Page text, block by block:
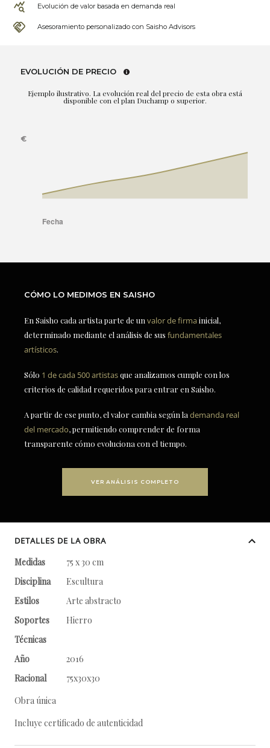
Evolución de valor basada en demanda real
Asesoramiento personalizado con Saisho Advisors
EVOLUCIÓN DE PRECIO
Ejemplo ilustrativo. La evolución real del precio de esta obra está
disponible con el plan Duchamp o superior.
CÓMO LO MEDIMOS EN SAISHO
En Saisho cada artista parte de un valor de firmainicial,
determinado mediante el análisis de sus fundamentales
artísticos.
Sólo 1 de cada 500 artistasque analizamos cumple con los
criterios de calidad requeridos para entrar en Saisho.
A partir de ese punto, el valor cambia según la demanda real
del mercado, permitiendo comprender de forma
transparente cómo evoluciona con el tiempo.
VER ANÁLISIS COMPLETO
DETALLES DE LA OBRA
Medidas
75 x 30 cm
Disciplina
Escultura
Estilos
Arte abstracto
Soportes
Hierro
Técnicas
Año
2016
Racional
75x30x30
Obra única
Incluye certificado de autenticidad